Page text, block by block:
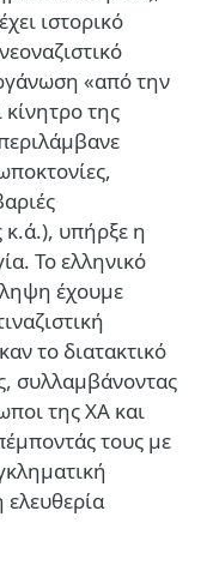
ιστορικό
«από την
της
κ.ά.), υπήρξε η
Το ελληνικό
έχουμε
το διατακτικό
συλλαμβάνοντας
της ΧΑ και
τους με